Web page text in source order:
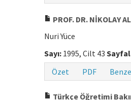
PROF. DR. NİKOLAY
Nuri Yüce
Sayı: 1995, Cilt 43
Özet
PDF
Türkçe Öğretimi